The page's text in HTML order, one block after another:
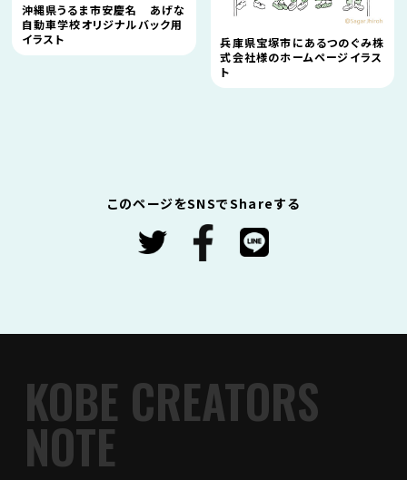
沖縄県うるま市安慶名 あげな
自動車学校オリジナルバック用
イラスト
兵庫県宝塚市にあるつのぐみ株
式会社様のホームページイラス
ト
このページをSNSでShareする
KOBE CREATORS
NOTE